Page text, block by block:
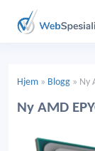
Hjem » Blogg » Ny
Ny AMD